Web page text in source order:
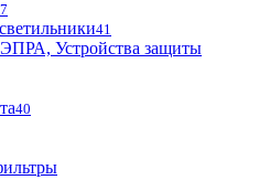
7
41
Устройства защиты
40